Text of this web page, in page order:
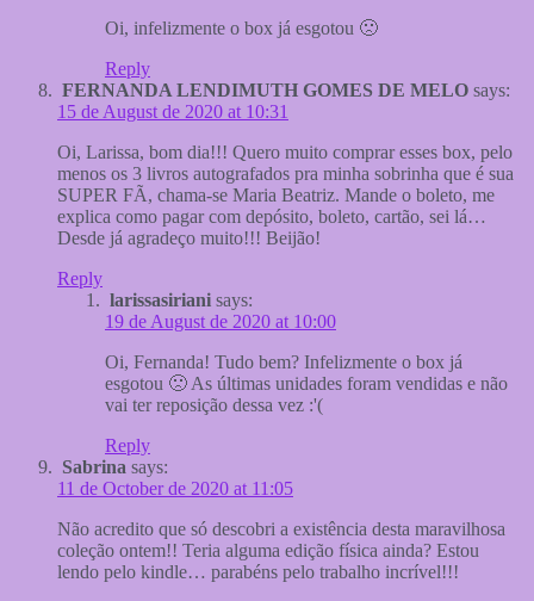
Oi, infelizmente o box já esgotou 🙁
Reply
FERNANDA LENDIMUTH GOMES DE MELO says:
15 de August de 2020 at 10:31
Oi, Larissa, bom dia!!! Quero muito comprar esses box, pelo
menos os 3 livros autografados pra minha sobrinha que é sua
SUPER FÃ, chama-se Maria Beatriz. Mande o boleto, me
explica como pagar com depósito, boleto, cartão, sei lá…
Desde já agradeço muito!!! Beijão!
Reply
larissasiriani says:
19 de August de 2020 at 10:00
Oi, Fernanda! Tudo bem? Infelizmente o box já
esgotou 🙁 As últimas unidades foram vendidas e não
vai ter reposição dessa vez :'(
Reply
Sabrina says:
11 de October de 2020 at 11:05
Não acredito que só descobri a existência desta maravilhosa
coleção ontem!! Teria alguma edição física ainda? Estou
lendo pelo kindle… parabéns pelo trabalho incrível!!!